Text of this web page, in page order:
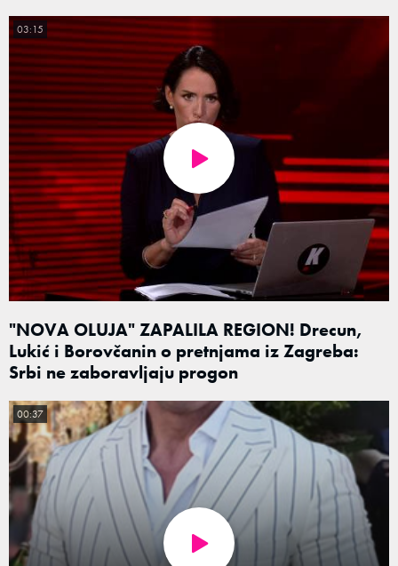
"NOVA OLUJA" ZAPALILA REGION! Drecun,
Lukić i Borovčanin o pretnjama iz Zagreba:
Srbi ne zaboravljaju progon
03:15
00:37